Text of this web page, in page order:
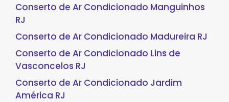
Conserto de Ar Condicionado Manguinhos
RJ
Conserto de Ar Condicionado Madureira RJ
Conserto de Ar Condicionado Lins de
Vasconcelos RJ
Conserto de Ar Condicionado Jardim
América RJ